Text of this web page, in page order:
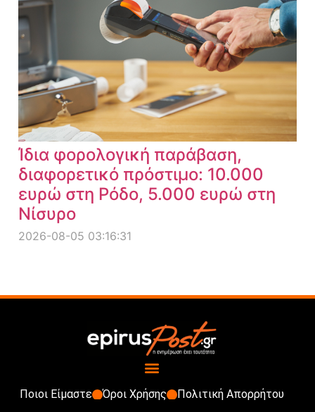
Ίδια φορολογική παράβαση,
διαφορετικό πρόστιμο: 10.000
ευρώ στη Ρόδο, 5.000 ευρώ στη
Νίσυρο
2026-08-05 03:16:31
Ποιοι Είμαστε Όροι Χρήσης Πολιτική Απορρήτου